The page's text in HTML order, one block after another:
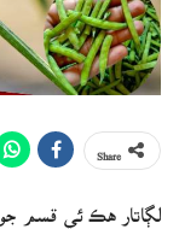
لڳاتار هڪ ئي قسم